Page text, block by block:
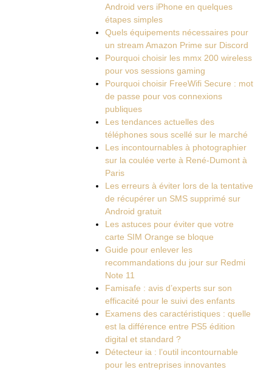
Android vers iPhone en quelques
étapes simples
Quels équipements nécessaires pour
un stream Amazon Prime sur Discord
Pourquoi choisir les mmx 200 wireless
pour vos sessions gaming
Pourquoi choisir FreeWifi Secure : mot
de passe pour vos connexions
publiques
Les tendances actuelles des
téléphones sous scellé sur le marché
Les incontournables à photographier
sur la coulée verte à René-Dumont à
Paris
Les erreurs à éviter lors de la tentative
de récupérer un SMS supprimé sur
Android gratuit
Les astuces pour éviter que votre
carte SIM Orange se bloque
Guide pour enlever les
recommandations du jour sur Redmi
Note 11
Famisafe : avis d’experts sur son
efficacité pour le suivi des enfants
Examens des caractéristiques : quelle
est la différence entre PS5 édition
digital et standard ?
Détecteur ia : l’outil incontournable
pour les entreprises innovantes